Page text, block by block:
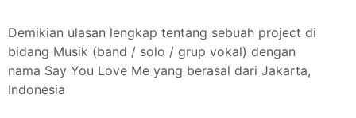
Demikian ulasan lengkap tentang sebuah project di
bidang Musik (band / solo / grup vokal) dengan
nama Say You Love Me yang berasal dari Jakarta,
Indonesia